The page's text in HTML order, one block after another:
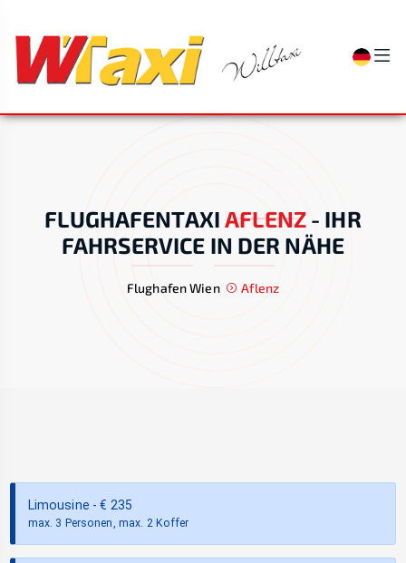
FLUGHAFENTAXI AFLENZ- IHR
FAHRSERVICE IN DER NÄHE
Flughafen Wien Aflenz
Limousine - € 235
max. 3 Personen, max. 2 Koffer